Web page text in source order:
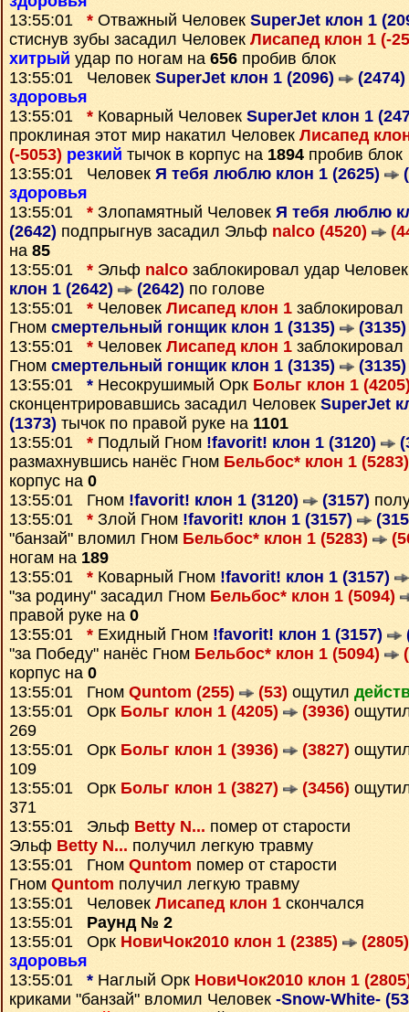
13:55:01 * Отважный Человек SuperJet клон 1
стиснув зубы засадил Человек Лисапед клон 1 (-
хитрый удар по ногам на 656 пробив блок
13:55:01 Человек SuperJet клон 1 (2096) (2474)
здоровья
13:55:01 * Коварный Человек SuperJet клон 1
проклиная этот мир накатил Человек Лисапед
(-5053) резкий тычок в корпус на 1894 пробив блок
13:55:01 Человек Я тебя люблю клон 1 (2625)
здоровья
13:55:01 * Злопамятный Человек Я тебя люблю
(2642) подпрыгнув засадил Эльф nalco (4520)
на 85
13:55:01 * Эльф nalco заблокировал удар
клон 1 (2642)
(2642) по голове
13:55:01 * Человек Лисапед клон 1 заблокировал
Гном смертельный гонщик клон 1 (3135) (3135)
13:55:01 * Человек Лисапед клон 1 заблокировал
Гном смертельный гонщик клон 1 (3135) (3135)
13:55:01 * Несокрушимый Орк Больг клон 1
сконцентрировавшись засадил Человек SuperJet
(1373) тычок по правой руке на 1101
13:55:01 * Подлый Гном !favorit! клон 1 (3120)
размахнувшись нанёс Гном Бельбос* клон 1
корпус на 0
13:55:01 Гном !favorit! клон 1 (3120) (3157)
13:55:01 * Злой Гном !favorit! клон 1 (3157)
"банзай" вломил Гном Бельбос* клон 1 (5283)
ногам на 189
13:55:01 * Коварный Гном !favorit! клон 1 (3157)
"за родину" засадил Гном Бельбос* клон 1 (5094)
правой руке на 0
13:55:01 * Ехидный Гном !favorit! клон 1 (3157)
"за Победу" нанёс Гном Бельбос* клон 1 (5094)
корпус на 0
13:55:01 Гном Quntom (255) (53) ощутил
13:55:01 Орк Больг клон 1 (4205) (3936)
269
13:55:01 Орк Больг клон 1 (3936) (3827)
109
13:55:01 Орк Больг клон 1 (3827) (3456)
371
13:55:01 Эльф Betty N... помер от старости
Эльф Betty N... получил легкую травму
13:55:01 Гном Quntom помер от старости
Гном Quntom получил легкую травму
13:55:01 Человек Лисапед клон 1 скончался
13:55:01 Раунд № 2
13:55:01 Орк НовиЧок2010 клон 1 (2385)
(2805)
здоровья
13:55:01 * Наглый Орк НовиЧок2010 клон 1
криками "банзай" вломил Человек -Snow-White-